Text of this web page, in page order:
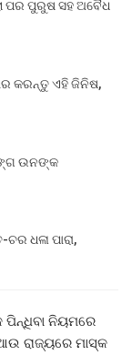
ପର ପୁରୁଷ ସହ ଅବୈଧ
କରନ୍ତୁ ଏହି ଜିନିଷ,
ଉନଙ୍କ
ଧଳା ପାରା,
ପିନ୍ଧିବା ନିୟମରେ
ରାଜ୍ୟରେ ମାସ୍କ